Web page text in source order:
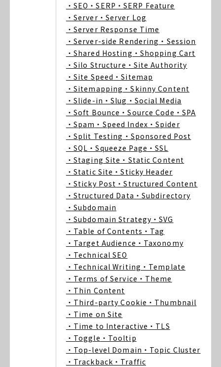
・SEO ・SERP ・SERP Feature
・Server ・Server Log
・Server Response Time
・Server-side Rendering ・Session
・Shared Hosting ・Shopping Cart
・Silo Structure ・Site Authority
・Site Speed ・Sitemap
・Sitemapping ・Skinny Content
・Slide-in ・Slug ・Social Media
・Soft Bounce ・Source Code ・SPA
・Spam ・Speed Index ・Spider
・Split Testing ・Sponsored Post
・SQL ・Squeeze Page ・SSL
・Staging Site ・Static Content
・Static Site ・Sticky Header
・Sticky Post ・Structured Content
・Structured Data ・Subdirectory
・Subdomain
・Subdomain Strategy ・SVG
・Table of Contents ・Tag
・Target Audience ・Taxonomy
・Technical SEO
・Technical Writing ・Template
・Terms of Service ・Theme
・Thin Content
・Third-party Cookie ・Thumbnail
・Time on Site
・Time to Interactive ・TLS
・Toggle ・Tooltip
・Top-level Domain ・Topic Cluster
・Trackback ・Traffic